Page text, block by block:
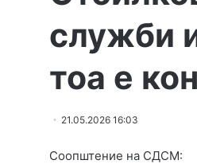
служби
тоа е
21.05.2026 16:03
Соопштение на СДСМ: